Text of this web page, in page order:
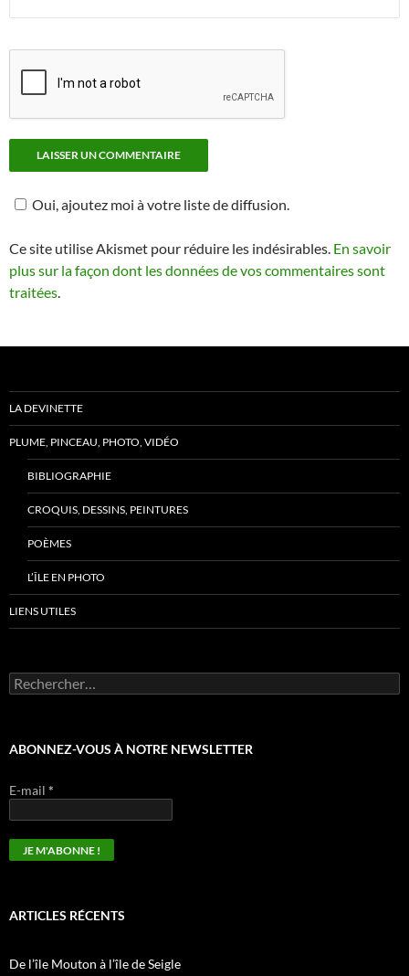
Oui, ajoutez moi à votre liste de diffusion.
Ce site utilise Akismet pour réduire les indésirables. En savoir
plus sur la façon dont les données de vos commentaires sont
traitées.
LA DEVINETTE
PLUME, PINCEAU, PHOTO, VIDÉO
BIBLIOGRAPHIE
CROQUIS, DESSINS, PEINTURES
POÈMES
L’ÎLE EN PHOTO
LIENS UTILES
Rechercher :
ABONNEZ-VOUS À NOTRE NEWSLETTER
E-mail *
ARTICLES RÉCENTS
De l’île Mouton à l’île de Seigle